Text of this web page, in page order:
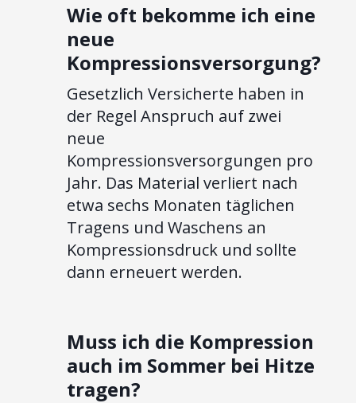
Wie oft bekomme ich eine
neue
Kompressionsversorgung?
Gesetzlich Versicherte haben in
der Regel Anspruch auf zwei
neue
Kompressionsversorgungen pro
Jahr. Das Material verliert nach
etwa sechs Monaten täglichen
Tragens und Waschens an
Kompressionsdruck und sollte
dann erneuert werden.
Muss ich die Kompression
auch im Sommer bei Hitze
tragen?